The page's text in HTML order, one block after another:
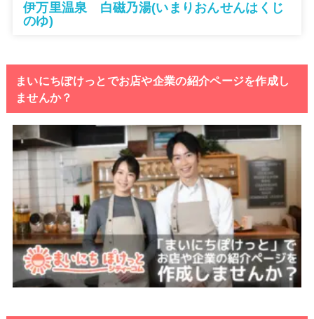
伊万里温泉 白磁乃湯(いまりおんせんはくじ
のゆ)
まいにちぽけっとでお店や企業の紹介ページを作成し
ませんか？